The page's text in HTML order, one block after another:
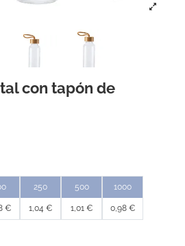
con tapón de
€
250
1,04 €
500
1,01 €
1000
0,98 €